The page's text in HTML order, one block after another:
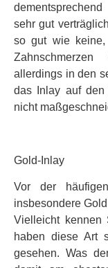
sehr gut
so gut wie keine,
allerdings in den
das Inlay auf den
nicht
Gold-Inlay
Vor der
insbesondere
Vielleicht kennen
haben diese Art
gesehen. Was